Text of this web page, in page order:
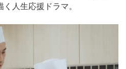
人生応援ドラマ。